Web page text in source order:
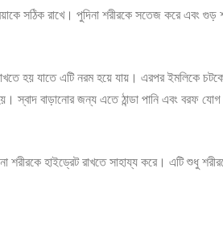
সঠিক রাখে। পুদিনা শরীরকে সতেজ করে এবং
হয় যাতে এটি নরম হয়ে যায়। এরপর ইমলিকে
স্বাদ বাড়ানোর জন্য এতে ঠান্ডা পানি এবং বরফ
হাইড্রেট রাখতে সাহায্য করে। এটি শুধু